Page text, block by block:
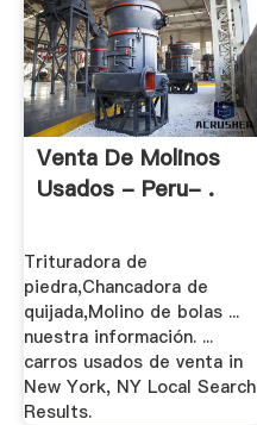
Venta De Molinos
Usados - Peru- .
Trituradora de
piedra,Chancadora de
quijada,Molino de bolas ...
nuestra información. ...
carros usados de venta in
New York, NY Local Search
Results.